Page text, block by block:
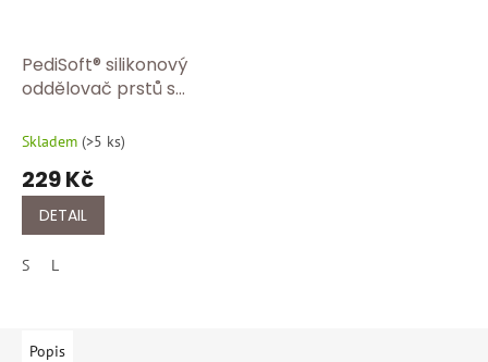
PediSoft® silikonový
oddělovač prstů s
Korektor prstů | 2 ks
Skladem (>5 ks)
229 Kč
DETAIL
S L
Popis